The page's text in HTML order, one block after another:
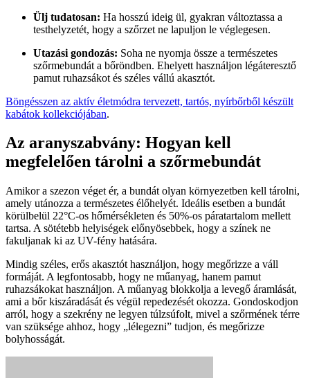
Ülj tudatosan: Ha hosszú ideig ül, gyakran változtassa a
testhelyzetét, hogy a szőrzet ne lapuljon le véglegesen.
Utazási gondozás: Soha ne nyomja össze a természetes
szőrmebundát a bőröndben. Ehelyett használjon légáteresztő
pamut ruhazsákot és széles vállú akasztót.
Böngésszen az aktív életmódra tervezett, tartós, nyírbőrből készült
kabátok kollekciójában.
Az aranyszabvány: Hogyan kell
megfelelően tárolni a szőrmebundát
Amikor a szezon véget ér, a bundát olyan környezetben kell tárolni,
amely utánozza a természetes élőhelyét. Ideális esetben a bundát
körülbelül 22°C-os hőmérsékleten és 50%-os páratartalom mellett
tartsa. A sötétebb helyiségek előnyösebbek, hogy a színek ne
fakuljanak ki az UV-fény hatására.
Mindig széles, erős akasztót használjon, hogy megőrizze a váll
formáját. A legfontosabb, hogy ne műanyag, hanem pamut
ruhazsákokat használjon. A műanyag blokkolja a levegő áramlását,
ami a bőr kiszáradását és végül repedezését okozza. Gondoskodjon
arról, hogy a szekrény ne legyen túlzsúfolt, mivel a szőrmének térre
van szüksége ahhoz, hogy „lélegezni” tudjon, és megőrizze
bolyhosságát.